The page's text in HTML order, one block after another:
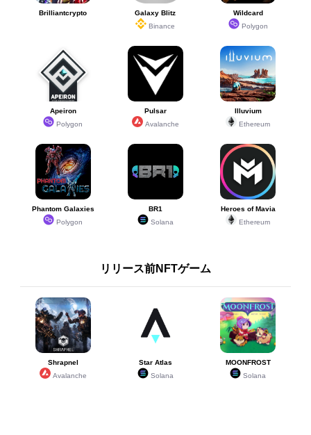
Brilliantcrypto
Galaxy Blitz
Binance
Wildcard
Polygon
Apeiron
Polygon
Pulsar
Avalanche
Illuvium
Ethereum
Phantom Galaxies
Polygon
BR1
Solana
Heroes of Mavia
Ethereum
リリース前NFTゲーム
Shrapnel
Avalanche
Star Atlas
Solana
MOONFROST
Solana